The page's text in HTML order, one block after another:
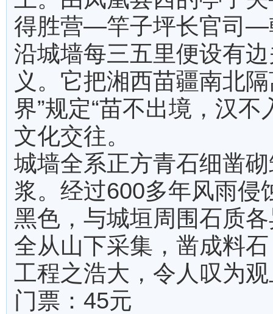
得胜营―竿子坪长官司―
沿城墙每三五里便设有
义。它把湘西苗疆南北
界”规定“苗不出境，汉
文化交往。
城墙全系正方青石细凿
浆。经过600多年风雨侵
黑色，与城垣周围石质
全从山下采集，凿成料
工程之浩大，令人叹为
门票：45元